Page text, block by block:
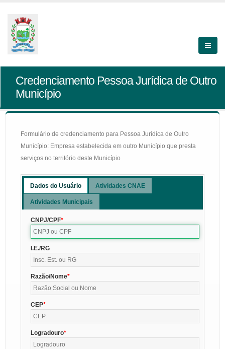
Credenciamento Pessoa Jurídica de Outro
Município
Formulário de credenciamento para Pessoa Jurídica de Outro
Município: Empresa estabelecida em outro Município que presta
serviços no território deste Município
Dados do Usuário Atividades CNAE
Atividades Municipais
CNPJ/CPF
I.E./RG
Razão/Nome
CEP
Logradouro